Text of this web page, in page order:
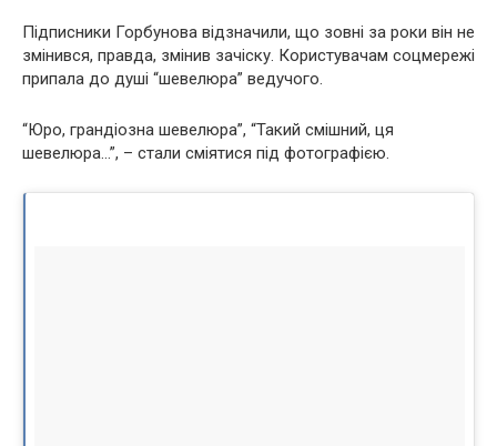
Підписники Горбунова відзначили, що зовні за роки він не
змінився, правда, змінив зачіску. Користувачам соцмережі
припала до душі “шевелюра” ведучого.
“Юро, грандіозна шевелюра”, “Такий смішний, ця
шевелюра…”, – стали сміятися під фотографією.